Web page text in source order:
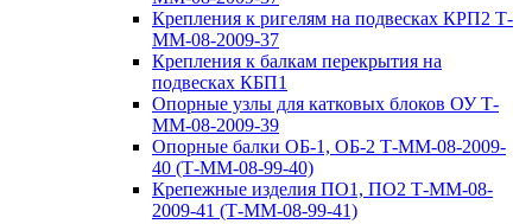
Крепления к ригелям на подвесках КРП2 Т-
ММ-08-2009-37
Крепления к балкам перекрытия на
подвесках КБП1
Опорные узлы для катковых блоков ОУ Т-
ММ-08-2009-39
Опорные балки ОБ-1, ОБ-2 Т-ММ-08-2009-
40 (Т-ММ-08-99-40)
Крепежные изделия ПО1, ПО2 Т-ММ-08-
2009-41 (Т-ММ-08-99-41)